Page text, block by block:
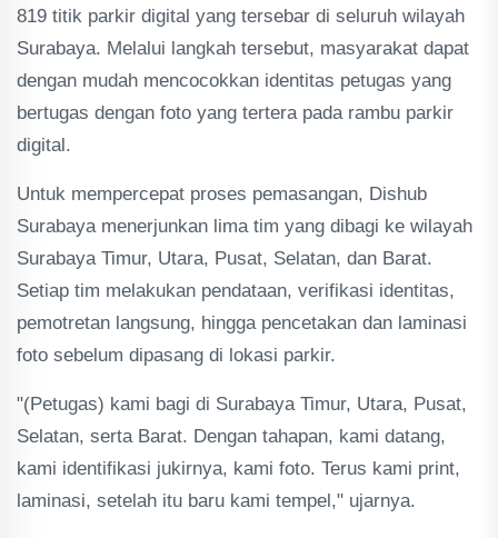
819 titik parkir digital yang tersebar di seluruh wilayah
Surabaya. Melalui langkah tersebut, masyarakat dapat
dengan mudah mencocokkan identitas petugas yang
bertugas dengan foto yang tertera pada rambu parkir
digital.
Untuk mempercepat proses pemasangan, Dishub
Surabaya menerjunkan lima tim yang dibagi ke wilayah
Surabaya Timur, Utara, Pusat, Selatan, dan Barat.
Setiap tim melakukan pendataan, verifikasi identitas,
pemotretan langsung, hingga pencetakan dan laminasi
foto sebelum dipasang di lokasi parkir.
"(Petugas) kami bagi di Surabaya Timur, Utara, Pusat,
Selatan, serta Barat. Dengan tahapan, kami datang,
kami identifikasi jukirnya, kami foto. Terus kami print,
laminasi, setelah itu baru kami tempel," ujarnya.